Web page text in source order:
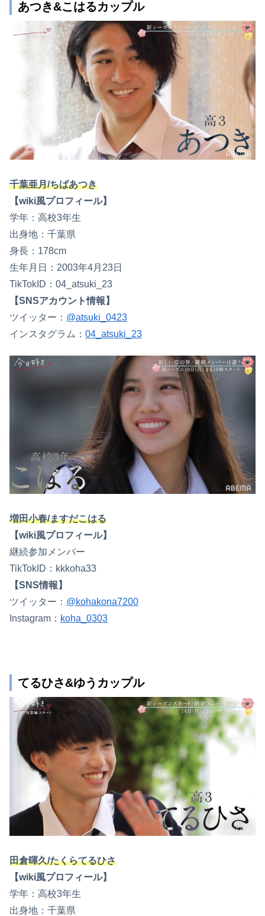
あつき&こはるカップル
千葉亜月/ちばあつき
【wiki風プロフィール】
学年：高校3年生
出身地：千葉県
身長：178cm
生年月日：2003年4月23日
TikTokID：04_atsuki_23
【SNSアカウント情報】
ツイッター： @atsuki_0423
インスタグラム： 04_atsuki_23
増田小春/ますだこはる
【wiki風プロフィール】
継続参加メンバー
TikTokID：kkkoha33
【SNS情報】
ツイッター： @kohakona7200
Instagram： koha_0303
てるひさ&ゆうカップル
田倉暉久/たくらてるひさ
【wiki風プロフィール】
学年：高校3年生
出身地：千葉県